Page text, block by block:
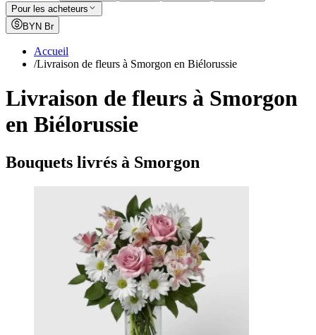
Pour les acheteurs
BYN Br
Accueil
/Livraison de fleurs à Smorgon en Biélorussie
Livraison de fleurs à Smorgon
en Biélorussie
Bouquets livrés à Smorgon